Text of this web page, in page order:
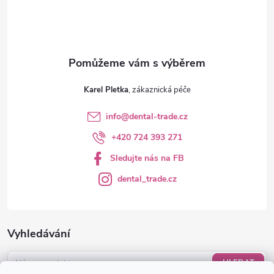
Vyhledávání
HLEDAT
Karel Pletka
info@dental-trade.cz
+420 724 393 271
Sledujte nás na FB
dental_trade.cz